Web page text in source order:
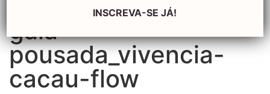
gaia-
pousada_vivencia-
cacau-flow
INSCREVA-SE JÁ!